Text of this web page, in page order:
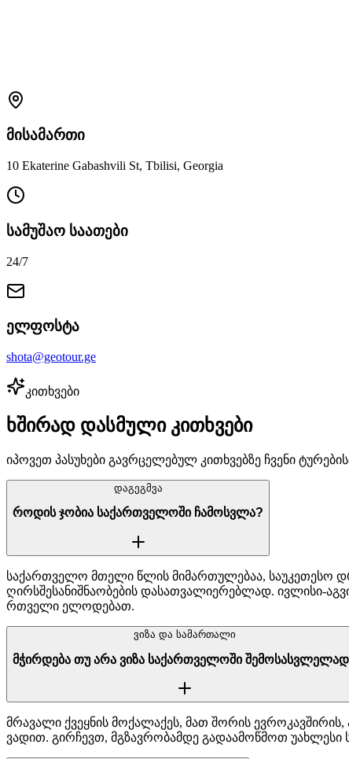
მისამართი
10 Ekaterine Gabashvili St, Tbilisi, Georgia
სამუშაო საათები
24/7
ელფოსტა
shota@geotour.ge
კითხვები
ხშირად დასმული კითხვები
იპოვეთ პასუხები გავრცელებულ კითხვებზე ჩვენი
დაგეგმვა
როდის ჯობია საქართველოში ჩამოსვლა?
საქართველო მთელი წლის მიმართულებაა, საუკეთესო
ღირსშესანიშნაობების დასათვალიერებლად. ივლისი-
რთველი ელოდებათ.
ვიზა და სამართალი
მჭირდება თუ არა ვიზა საქართველოში
მრავალი ქვეყნის მოქალაქეს, მათ შორის
ვადით. გირჩევთ, მგზავრობამდე გადაამოწმოთ